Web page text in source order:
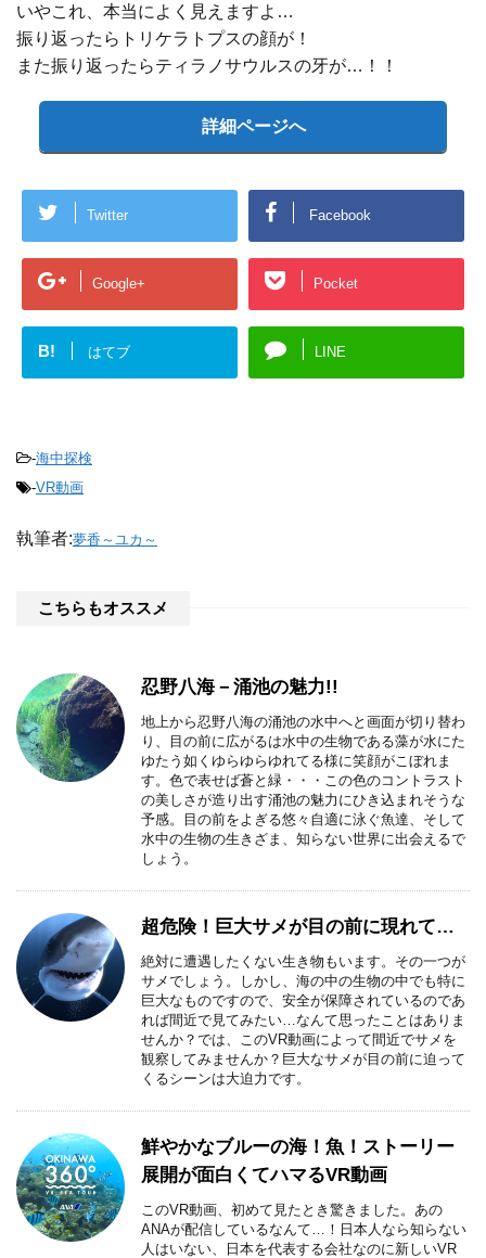
いやこれ、本当によく見えますよ…
振り返ったらトリケラトプスの顔が！
また振り返ったらティラノサウルスの牙が…！！
詳細ページへ
Twitter Facebook
Google+ Pocket
B! はてブ LINE
-海中探検
-VR動画
執筆者:夢香～ユカ～
こちらもオススメ
忍野八海－涌池の魅力!!
地上から忍野八海の涌池の水中へと画面が切り替わ
り、目の前に広がるは水中の生物である藻が水にた
ゆたう如くゆらゆらゆれてる様に笑顔がこぼれま
す。色で表せば蒼と緑・・・この色のコントラスト
の美しさが造り出す涌池の魅力にひき込まれそうな
予感。目の前をよぎる悠々自適に泳ぐ魚達、そして
水中の生物の生きざま、知らない世界に出会えるで
しょう。
超危険！巨大サメが目の前に現れて…
絶対に遭遇したくない生き物もいます。その一つが
サメでしょう。しかし、海の中の生物の中でも特に
巨大なものですので、安全が保障されているのであ
れば間近で見てみたい…なんて思ったことはありま
せんか？では、このVR動画によって間近でサメを
観察してみませんか？巨大なサメが目の前に迫って
くるシーンは大迫力です。
鮮やかなブルーの海！魚！ストーリー
展開が面白くてハマるVR動画
このVR動画、初めて見たとき驚きました。あの
ANAが配信しているなんて…！日本人なら知らない
人はいない、日本を代表する会社なのに新しいVR